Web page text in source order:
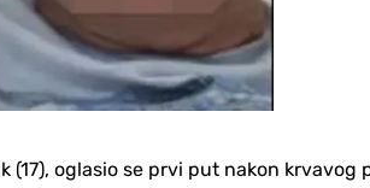
(17), oglasio se prvi put nakon